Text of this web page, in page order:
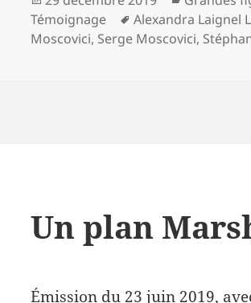
le
Témoignage
Mots-
clés
Alexandra Laignel
Moscovici, Serge Moscovici,
Un plan
Émission du 23 juin 2019,